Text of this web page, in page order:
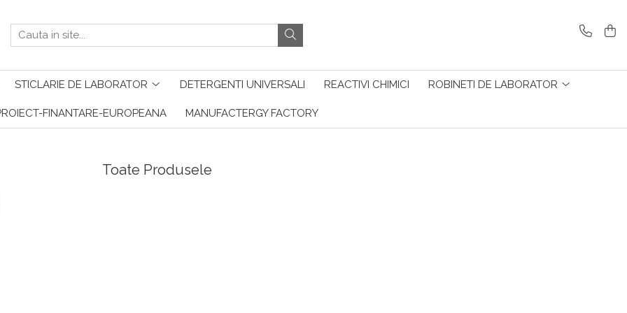
STICLARIE DE LABORATOR DETERGENTI UNIVERSALI REACTIVI CHIMICI ROBINETI DE LABORATOR
FINANTARE-EUROPEANA MANUFACTERGY FACTORY
Toate Produsele